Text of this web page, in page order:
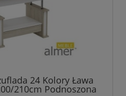
24 Kolory Ława
210cm Podnoszona